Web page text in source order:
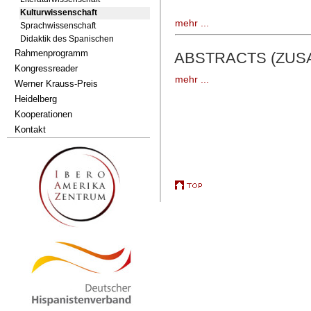
Kulturwissenschaft
Sprachwissenschaft
Didaktik des Spanischen
Rahmenprogramm
Kongressreader
Werner Krauss-Preis
Heidelberg
Kooperationen
Kontakt
mehr ...
ABSTRACTS
mehr ...